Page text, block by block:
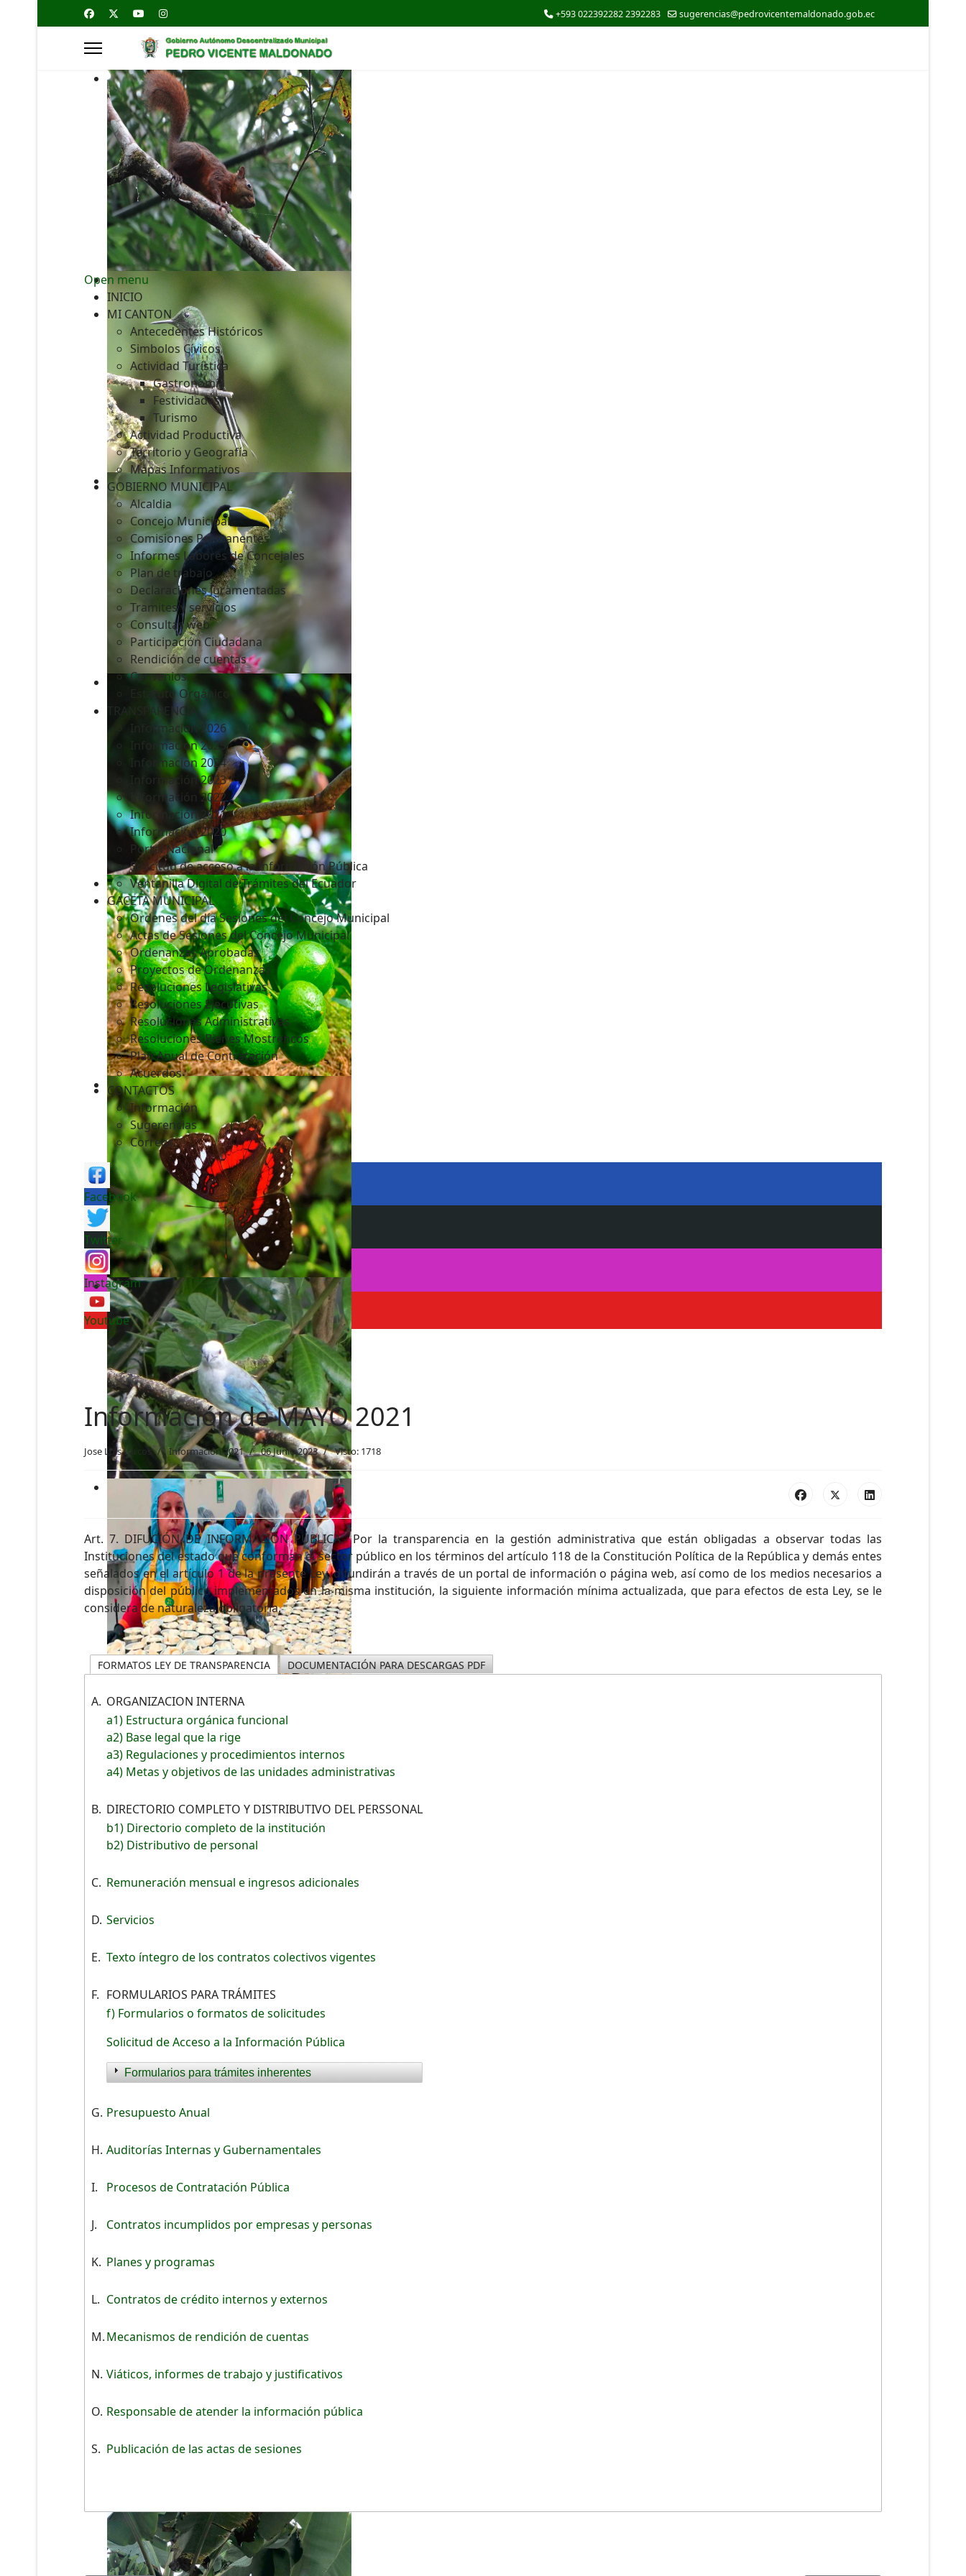
+593 022392282 2392283 sugerencias@pedrovicentemaldonado.gob.ec
Open menu
INICIO
MI CANTON
Antecedentes Históricos
Simbolos Cívicos
Actividad Turística
Gastronomía
Festividades
Turismo
Actividad Productiva
Territorio y Geografía
Mapas Informativos
GOBIERNO MUNICIPAL
Alcaldia
Concejo Municipal
Comisiones Permanentes
Informes Labores de Concejales
Plan de trabajo
Declaraciones Juramentadas
Tramites y servicios
Consultas web
Participación Ciudadana
Rendición de cuentas
Convenios
Estatuto Orgánico
TRANSPARENCIA
Informacion 2026
Informacion 2025
Informacion 2024
Información 2023
Información 2022
Información 2021
Información 2020
Portal Nacional
Solicitud de acceso a la Información Pública
Ventanilla Digital de Trámites del Ecuador
GACETA MUNICIPAL
Ordenes del día Sesiones del Concejo Municipal
Actas de Sesiones del Concejo Municipal
Ordenanzas Aprobadas
Proyectos de Ordenanzas
Resoluciones Legislativas
Resoluciones Ejecutivas
Resoluciones Administrativas
Resoluciones Bienes Mostrencos
Plan Anual de Contratación
Acuerdos
CONTACTOS
Información
Sugerencias
Correos
Facebook
Twitter
Instagram
Youtube
Información de MAYO 2021
Jose Luis Larcos Información 2021 06 Junio 2023 Visto: 1718
Art. 7. DIFUCIÓN DE INFORMACIÓN PÚBLICA.- Por la transparencia en la gestión administrativa que están obligadas a observar todas las
Instituciones del estado que conforman el sector público en los términos del artículo 118 de la Constitución Política de la República y demás entes
señalados en el artículo 1 de la presente Ley, difundirán a través de un portal de información o página web, así como de los medios necesarios a
disposición del público implementados en la misma institución, la siguiente información mínima actualizada, que para efectos de esta Ley, se le
considera de naturaleza obligatoria.
FORMATOS LEY DE TRANSPARENCIA DOCUMENTACIÓN PARA DESCARGAS PDF
A. ORGANIZACION INTERNA
a1) Estructura orgánica funcional
a2) Base legal que la rige
a3) Regulaciones y procedimientos internos
a4) Metas y objetivos de las unidades administrativas
B. DIRECTORIO COMPLETO Y DISTRIBUTIVO DEL PERSSONAL
b1) Directorio completo de la institución
b2) Distributivo de personal
C. Remuneración mensual e ingresos adicionales
D. Servicios
E. Texto íntegro de los contratos colectivos vigentes
F. FORMULARIOS PARA TRÁMITES
f) Formularios o formatos de solicitudes
Solicitud de Acceso a la Información Pública
Formularios para trámites inherentes
G. Presupuesto Anual
H. Auditorías Internas y Gubernamentales
I. Procesos de Contratación Pública
J. Contratos incumplidos por empresas y personas
K. Planes y programas
L. Contratos de crédito internos y externos
M.Mecanismos de rendición de cuentas
N. Viáticos, informes de trabajo y justificativos
O. Responsable de atender la información pública
S. Publicación de las actas de sesiones